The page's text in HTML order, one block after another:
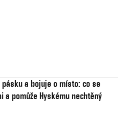
a bojuje o místo: co se
a pomůže Hyskému nechtěný